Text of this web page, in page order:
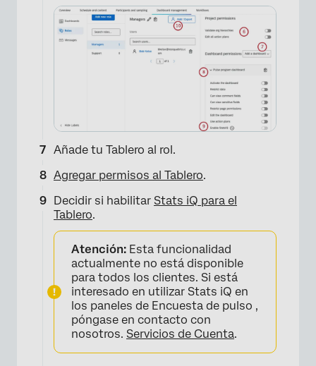
Añade tu Tablero al rol.
Agregar permisos al Tablero.
Decidir si habilitar Stats iQ para el
Tablero.
Atención: Esta funcionalidad
actualmente no está disponible
para todos los clientes. Si está
interesado en utilizar Stats iQ en
los paneles de Encuesta de pulso ,
póngase en contacto con
nosotros. Servicios de Cuenta.